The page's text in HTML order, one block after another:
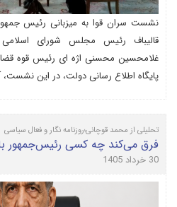
نشست سران قوا به میزبانی رئیس
قالیباف رئیس مجلس شورای
غلامحسین محسنی اژه ای رئیس قوه
پایگاه اطلاع رسانی دولت، در این
تحلیلی از محمد قوچانی؛روزنامه نگار و فعال سیاسی
فرق می‌کند چه کسی رئیس‌جمهور
30 خرداد 1405